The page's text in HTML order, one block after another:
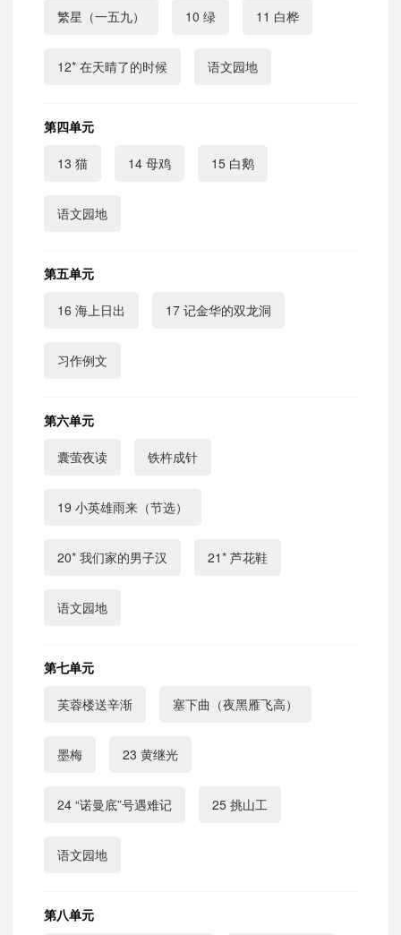
繁星（一五九） 10 绿 11 白桦
12* 在天晴了的时候 语文园地
第四单元
13 猫 14 母鸡 15 白鹅
语文园地
第五单元
16 海上日出 17 记金华的双龙洞
习作例文
第六单元
囊萤夜读 铁杵成针
19 小英雄雨来（节选）
20* 我们家的男子汉 21* 芦花鞋
语文园地
第七单元
芙蓉楼送辛渐 塞下曲（夜黑雁飞高）
墨梅 23 黄继光
24 “诺曼底”号遇难记 25 挑山工
语文园地
第八单元